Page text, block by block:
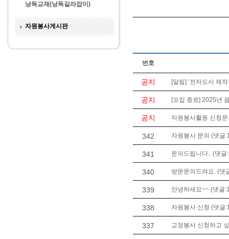
낭독교재(낭독길라잡이)
자원봉사게시판
번호
공지 [알림] ‘전자도서 제
공지 [모집 종료] 2025년
공지 자원봉사활동 신청
342 자원봉사 문의 (댓글
341 문의드립니다.. (댓글
340 방문문의드려요. (댓
339 안녕하세요~~ (댓글
338 자원봉사 신청 (댓글
337 교정봉사 신청하고